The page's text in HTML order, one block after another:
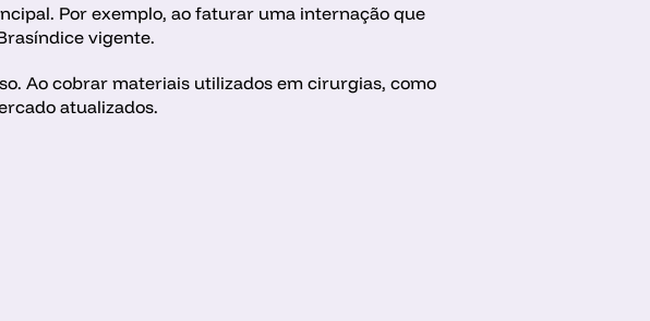
Por exemplo, ao faturar uma internação que
vigente.
Ao cobrar materiais utilizados em cirurgias, como
atualizados.